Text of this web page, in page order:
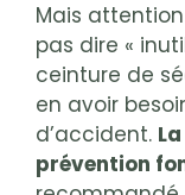
Mais
pas dire «
ceinture de
en avoir
d’accident.
prévention